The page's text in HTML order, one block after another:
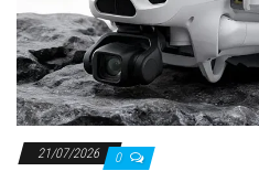
21/07/2026 0